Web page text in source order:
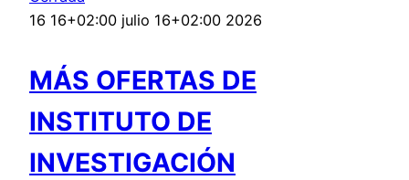
16 16+02:00 julio 16+02:00 2026
MÁS OFERTAS DE
INSTITUTO DE
INVESTIGACIÓN